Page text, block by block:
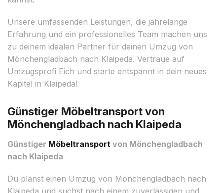
Unsere umfassenden Leistungen, die jahrelange
Erfahrung und ein professionelles Team machen uns
zu deinem idealen Partner für deinen Umzug von
Mönchengladbach nach Klaipeda. Vertraue auf
Umzugsprofi Eich und starte entspannt in dein neues
Kapitel in Klaipeda!
Günstiger Möbeltransport von
Mönchengladbach nach Klaipeda
Günstiger Möbeltransport von Mönchengladbach
nach Klaipeda
Du planst einen Umzug von Mönchengladbach nach
Klaipeda und suchst nach einem zuverlässigen und